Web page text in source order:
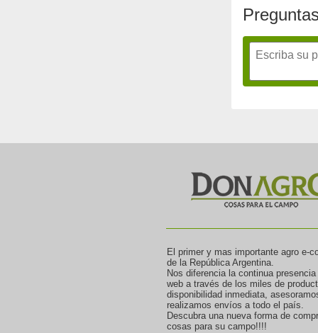
El primer y mas importante agro e-
de la República Argentina.
Nos diferencia la continua
web a través de los miles de
disponibilidad inmediata,
realizamos envíos a todo el país.
Descubra una nueva forma de
cosas para su campo!!!!